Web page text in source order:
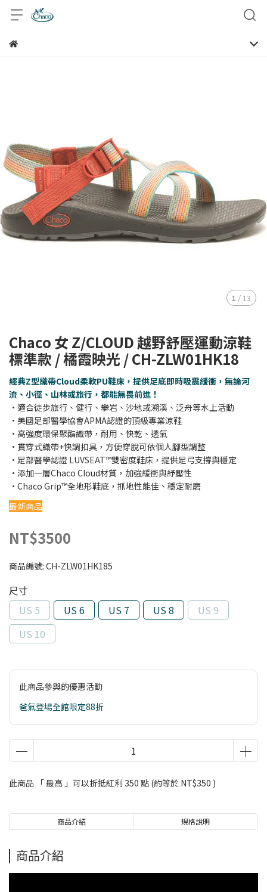
1 / 13
Chaco 女 Z/CLOUD 越野舒壓運動涼鞋
標準款 / 橘霞映光 / CH-ZLW01HK18
經典Z型織帶Cloud柔軟PU鞋床，提供足底即時吸震緩衝，無論河
流、小徑、山林或旅行，都能無畏前進！
•適合徒步旅行、健行、攀岩、沙地或溯溪、泛舟等水上活動
•美國足部醫學協會APMA認證的頂級專業涼鞋
•高強度環保聚酯織帶，耐用、快乾、透氣
•貫穿式織帶+快調扣具，方便穿脫可依個人腳型調整
•足部醫學認證 LUVSEAT™雙密度鞋床，提供足弓支撐與穩定
•添加一層Chaco Cloud材質，加強緩衝與紓壓性
•Chaco Grip™全地形鞋底，抓地性能佳、穩定耐磨
最新商品
NT$3500
商品編號: CH-ZLW01HK185
尺寸
US 5
US 6 US 7 US 8
US 9
US 10
此商品參與的優惠活動
爸氣登場全館限定88折
此商品 「 最高 」可以折抵紅利 350 點 (約等於 NT$350 )
商品介紹 規格說明
商品介紹